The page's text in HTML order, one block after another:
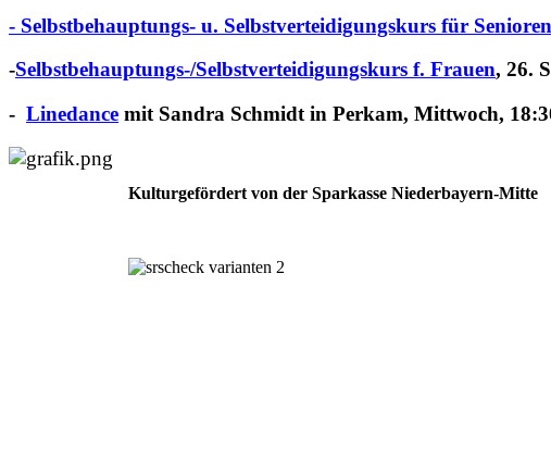
- Selbstbehauptungs- u. Selbstverteidigungskurs für
-Selbstbehauptungs-/Selbstverteidigungskurs f. Frauen, 26.
- Linedance mit Sandra Schmidt in Perkam, Mittwoch,
Kulturgefördert von der Sparkasse Niederbayern-Mitte